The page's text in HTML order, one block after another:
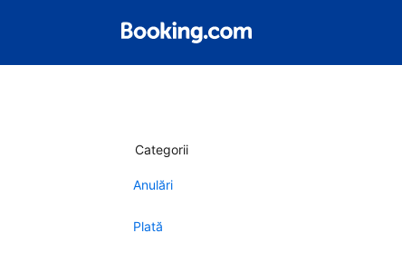
Categorii
Anulări
Plată